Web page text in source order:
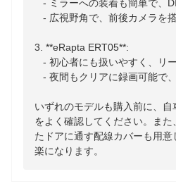
3. **eRapta ERT05**:
いずれのモデルも購入前に、自
をよく確認してください。ま
たドアに通す配線カバーも用
楽になります。